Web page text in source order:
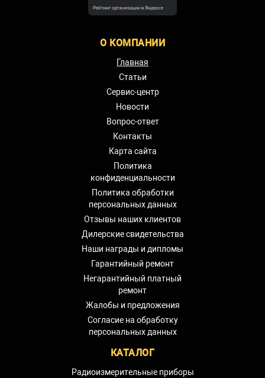
О КОМПАНИИ
Главная
Статьи
Сервис-центр
Новости
Вопрос-ответ
Контакты
Карта сайта
Политика
конфиденциальности
Политика обработки
персональных данных
Отзывы наших клиентов
Дилерские свидетельства
Наши награды и дипломы
Гарантийный ремонт
Негарантийный платный
ремонт
Жалобы и предложения
Согласие на обработку
персональных данных
КАТАЛОГ
Радиоизмерительные приборы